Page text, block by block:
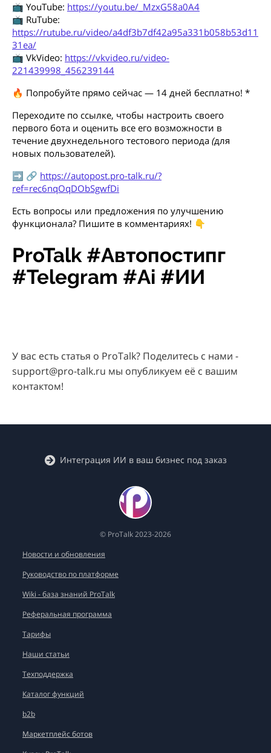
📺 YouTube: https://youtu.be/_MzxG58a0A4
📺 RuTube:
https://rutube.ru/video/a4df3b7df42a95a331b058b53d11
31ea/
📺 VkVideo: https://vkvideo.ru/video-
221439998_456239144
🔥 Попробуйте прямо сейчас — 14 дней бесплатно! *
Переходите по ссылке, чтобы настроить своего
первого бота и оценить все его возможности в
течение двухнедельного тестового периода (для
новых пользователей).
➡️ 🔗 https://autopost.pro-talk.ru/?
ref=rec6nqOqDObSgwfDi
Есть вопросы или предложения по улучшению
функционала? Пишите в комментариях! 👇
ProTalk #Автопостипг
#Telegram #Ai #ИИ
У вас есть статья о ProTalk? Поделитесь с нами -
support@pro-talk.ru мы опубликуем её с вашим
контактом!
Интеграция ИИ в ваш бизнес под заказ
© ProTalk 2023-2026
Новости и обновления
Руководство по платформе
Wiki - база знаний ProTalk
Реферальная программа
Тарифы
Наши статьи
Техподдержка
Каталог функций
b2b
Маркетплейс ботов